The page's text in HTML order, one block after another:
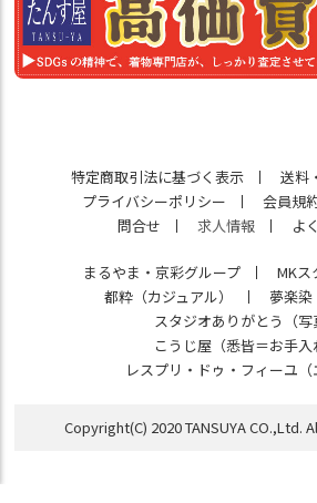
特定商取引法に基づく表示
送料
プライバシーポリシー
会員規
問合せ
求人情報 よ
まるやま・京彩グループ
MKス
都粋（カジュアル）
夢楽染
スタジオありがとう（写
こうじ屋（悉皆＝お手入
レスプリ・ドゥ・フィーユ（
Copyright(C) 2020 TANSUYA CO.,Ltd.